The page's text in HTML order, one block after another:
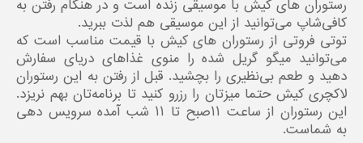
رستوران های کیش با موسیقی زنده است و در هنگام رفتن به
کافی‌شاپ می‌توانید از این موسیقی هم لذت ببرید.
توتی فروتی از رستوران های کیش با قیمت مناسب است که
می‌توانید میگو گریل شده را منوی غذاهای دریای سفارش
دهید و طعم بی‌نظیری را بچشید. قبل از رفتن به این رستوران
لاکچری کیش حتما میزتان را رزرو کنید تا برنامه‌تان بهم نریزد.
این رستوران از ساعت ۱۱صبح تا ۱۱ شب آمده سرویس دهی
به شماست.